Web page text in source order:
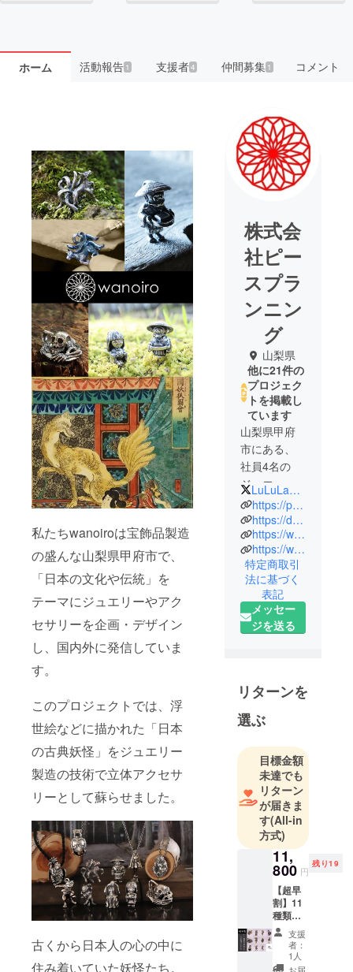
ホーム 活動報告1 支援者4 仲間募集 1 コメント
私たちwanoiroは宝飾品製造
の盛んな山梨県甲府市で、
「日本の文化や伝統」を
テーマにジュエリーやアク
セサリーを企画・デザイン
し、国内外に発信していま
す。
このプロジェクトでは、浮
世絵などに描かれた「日本
の古典妖怪」をジュエリー
製造の技術で立体アクセサ
リーとして蘇らせました。
古くから日本人の心の中に
住み着いていた妖怪たち。
株式会
社ピー
スプラ
ンニン
グ
山梨県
他に21件の
プロジェク
トを掲載し
ています
山梨県甲府
市にある、
社員4名の
ジュエ
リー・アク
セサリーの
企画製造会
社です。
私たちは宝
飾の街『甲
府』の強み
をいかし、
して、お客
様のご要望
に最も適し
た人選を
し、作品を
トータルプ
ロデュース
していま
す。
〒400-0851
山梨県甲府
市住吉5-4-6
株式会社
ピースプラ
ンニング
LuLuLa_peace
https://ps-planning.jp/
https://dogoods.base.shop/
https://www.creema.jp/c/lulula
https://wanoro.base.shop/
特定商取引
法に基づく
表記
メッセー
ジを送る
リターンを
選ぶ
目標金額
未達でも
リターン
が届きま
す(All-in
方式)
11,
800 円
残り19
【超早
割】11
種類の
妖怪か
ら1個セ
レク
ト 一
支援
者：
1人